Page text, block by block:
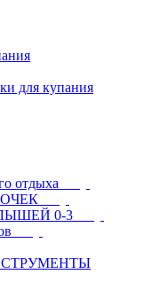
для купания
отдыха
0-3